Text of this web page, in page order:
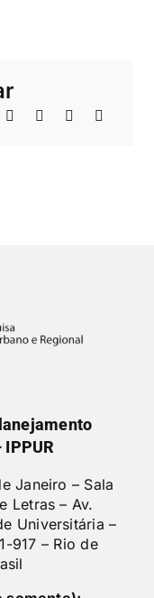
Janeiro – Sala
Letras – Av.
Universitária –
917 – Rio de